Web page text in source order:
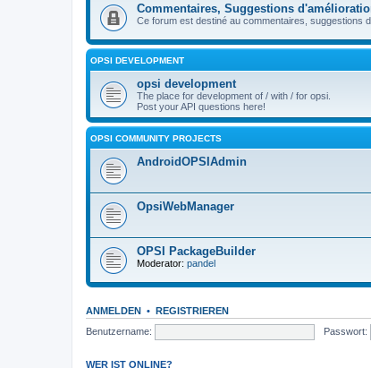
Commentaires, Suggestions
Ce forum est destiné au commentaires, suggestions
OPSI DEVELOPMENT
opsi development
The place for development of / with / for opsi.
Post your API questions here!
OPSI COMMUNITY PROJECTS
AndroidOPSIAdmin
OpsiWebManager
OPSI PackageBuilder
Moderator: pandel
ANMELDEN • REGISTRIEREN
Benutzername:
Passwort:
WER IST ONLINE?